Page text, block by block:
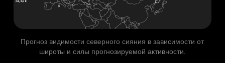
Прогноз видимости северного сияния в зависимости от
широты и силы прогнозируемой активности.